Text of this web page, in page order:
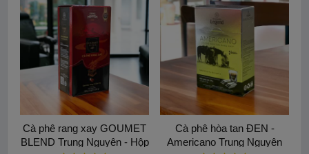
Cà phê rang xay GOUMET
BLEND Trung Nguyên - Hộp
Cà phê hòa tan ĐEN -
Americano Trung Nguyên